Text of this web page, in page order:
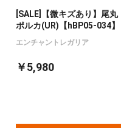
[SALE]【微キズあり】尾丸
ポルカ(UR)【hBP05-034】
エンチャントレガリア
￥5,980